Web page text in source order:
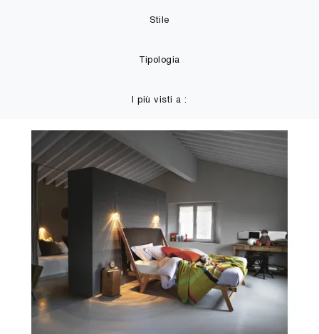
Stile
Tipologia
I più visti a :